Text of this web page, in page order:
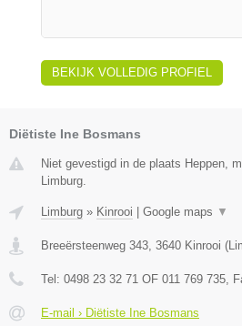
BEKIJK VOLLEDIG PROFIEL
Diëtiste Ine Bosmans
Niet gevestigd in de plaats Heppen,
Limburg.
Limburg » Kinrooi Google maps ▼
Breeërsteenweg 343 3640 Kinrooi (
Tel: 0498 23 32 71 OF 011 769 735 ,
E-mail › Diëtiste Ine Bosmans